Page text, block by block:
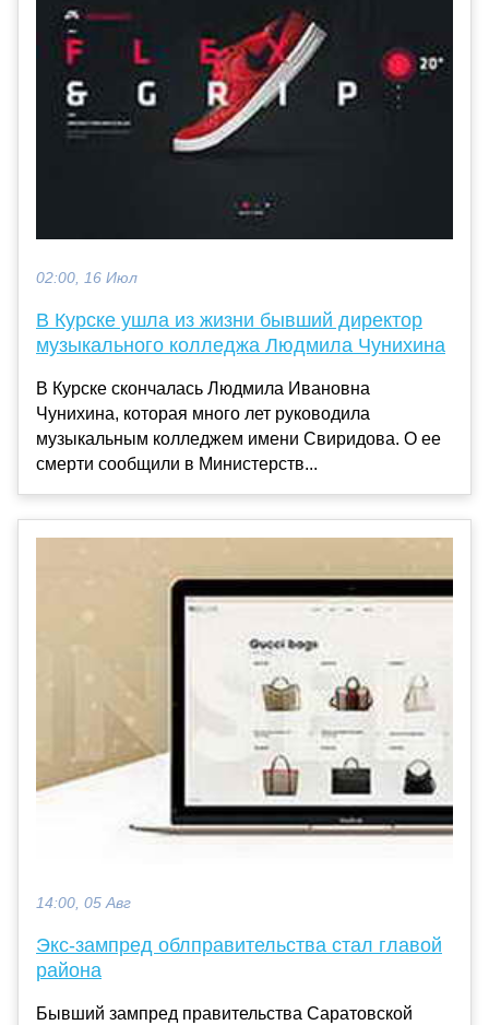
02:00, 16 Июл
В Курске ушла из жизни бывший директор
музыкального колледжа Людмила Чунихина
В Курске скончалась Людмила Ивановна
Чунихина, которая много лет руководила
музыкальным колледжем имени Свиридова. О ее
смерти сообщили в Министерств...
14:00, 05 Авг
Экс-зампред облправительства стал главой
района
Бывший зампред правительства Саратовской